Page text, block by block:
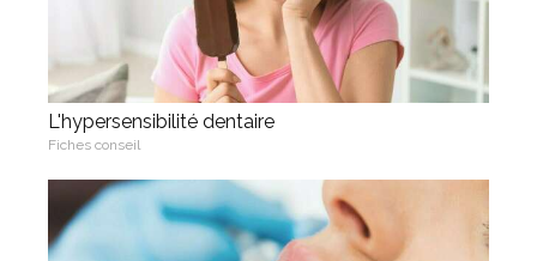
L'hypersensibilité dentaire
Fiches conseil